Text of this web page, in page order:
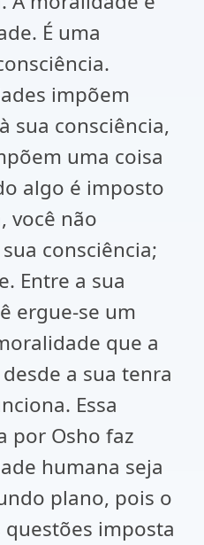
É uma
impõem
sua consciência,
uma coisa
algo é imposto
você não
consciência;
Entre a sua
ergue-se um
que a
a sua tenra
Essa
por Osho faz
humana seja
plano, pois o
questões imposta